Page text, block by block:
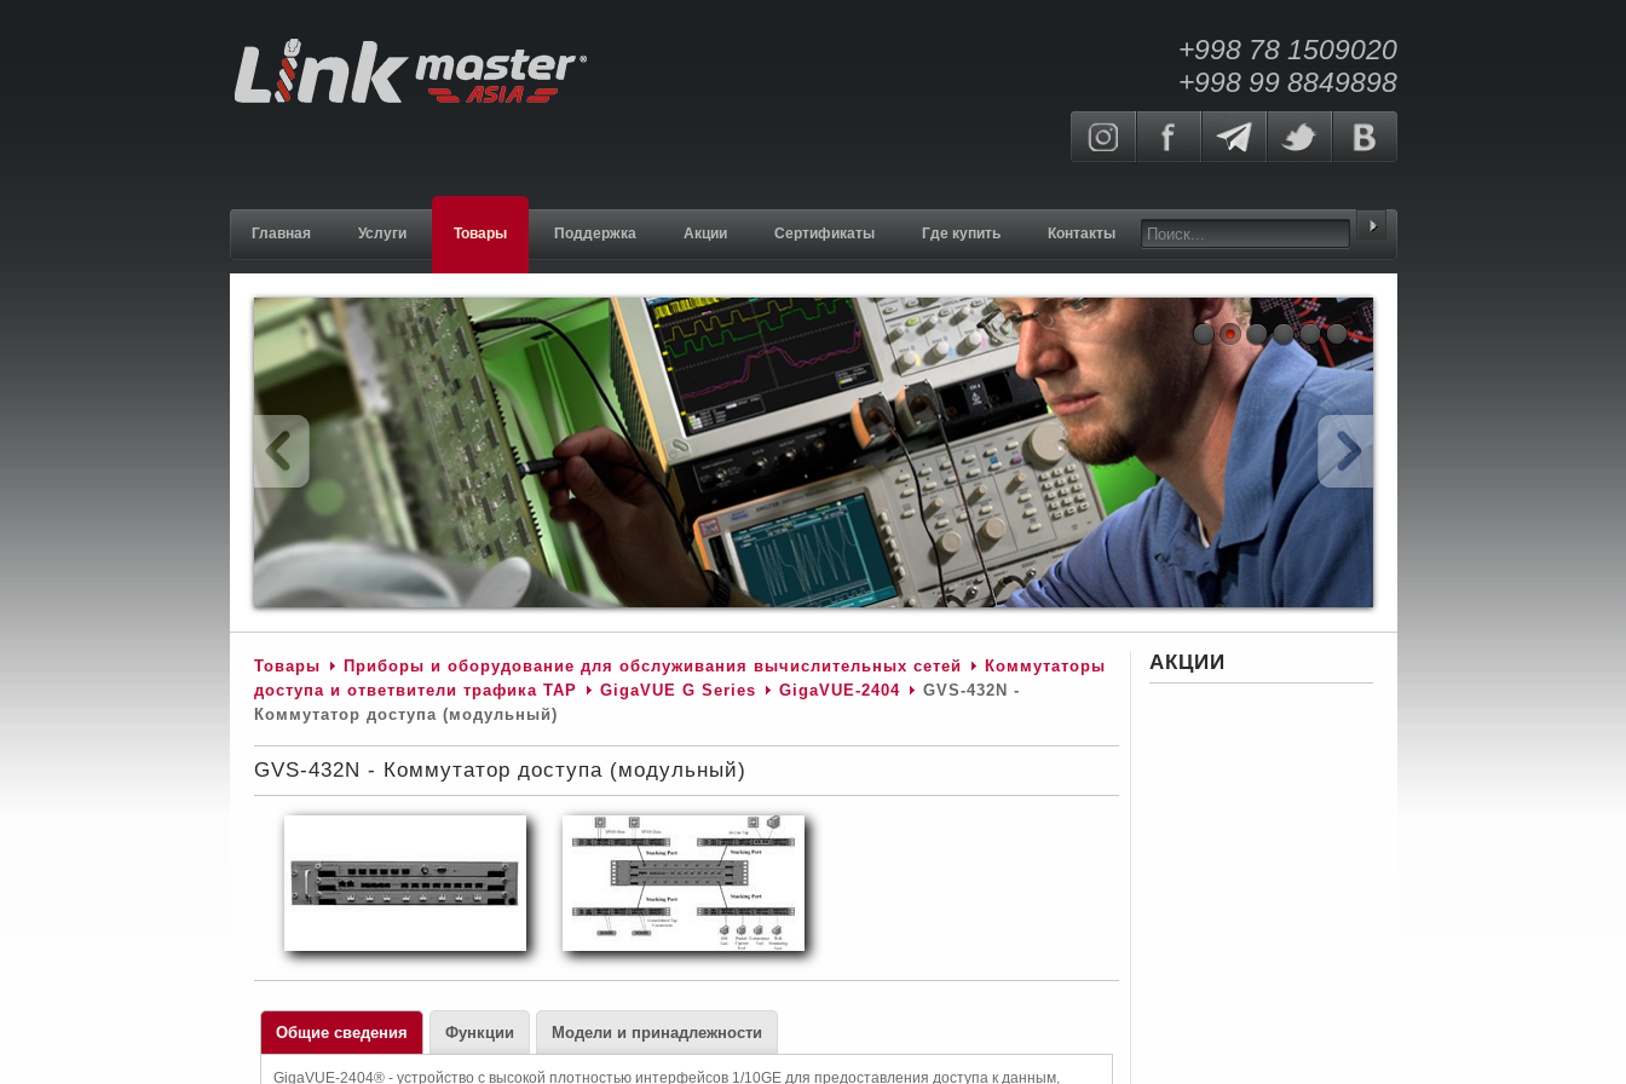
+998 78 1509020
+998 99 8849898
Главная Услуги Товары Поддержка Акции Сертификаты Где купить Контакты
Товары Приборы и оборудование для обслуживания вычислительных сетей
Коммутаторы
доступа и ответвители трафика TAP
GigaVUE G Series GigaVUE-2404
GVS-432N -
Коммутатор доступа (модульный)
GVS-432N - Коммутатор доступа (модульный)
Общие сведения
GigaVUE-2404® - устройство с высокой плотностью интерфейсов 1/10GE для предоставления доступа к данным,
Функции Модели и принадлежности
АКЦИИ